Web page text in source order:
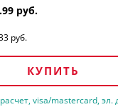
руб.
руб.
КУПИТЬ
visa/mastercard, эл.